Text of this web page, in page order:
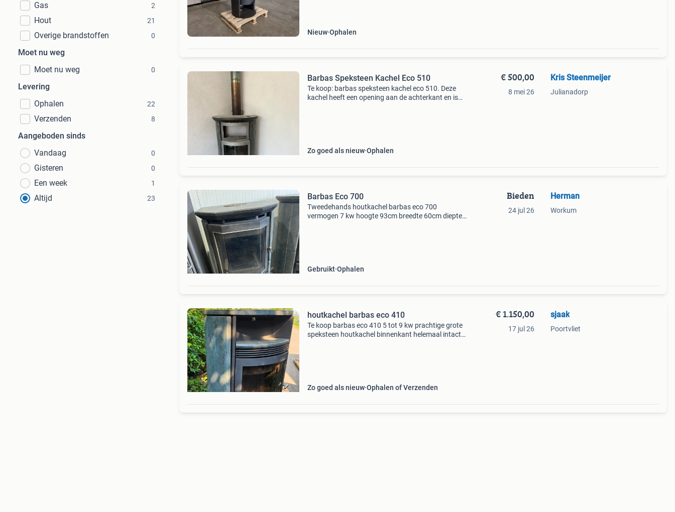
Gas 2
Hout 21
Overige brandstoffen 0
Moet nu weg
Moet nu weg
0
Levering
Ophalen
22
Verzenden 8
Aangeboden sinds
Vandaag
0
Gisteren 0
Een week 1
Altijd 23
Nieuw Ophalen
Barbas Speksteen Kachel Eco 510
Te koop: barbas speksteen kachel eco 510. Deze
kachel heeft een opening aan de achterkant en is
Zo goed als nieuw Ophalen
€ 500,00
8 mei 26
Kris Steenmeijer
Julianadorp
Barbas Eco 700
Tweedehands houtkachel barbas eco 700
vermogen 7 kw hoogte 93cm breedte 60cm diepte
Gebruikt Ophalen
Bieden
24 jul 26
Herman
Workum
houtkachel barbas eco 410
Te koop barbas eco 410 5 tot 9 kw prachtige grote
speksteen houtkachel binnenkant helemaal intact
Zo goed als nieuw Ophalen of Verzenden
€ 1.150,00
17 jul 26
sjaak
Poortvliet